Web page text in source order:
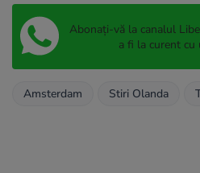
Abonați-vă la canalul
a fi la curent
Amsterdam Stiri Olanda